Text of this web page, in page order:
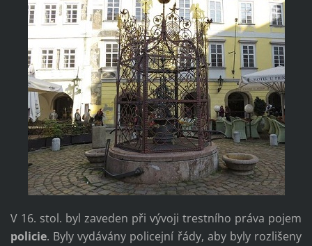
V 16. stol. byl zaveden při vývoji trestního práva pojem
policie. Byly vydávány policejní řády, aby byly rozlišeny